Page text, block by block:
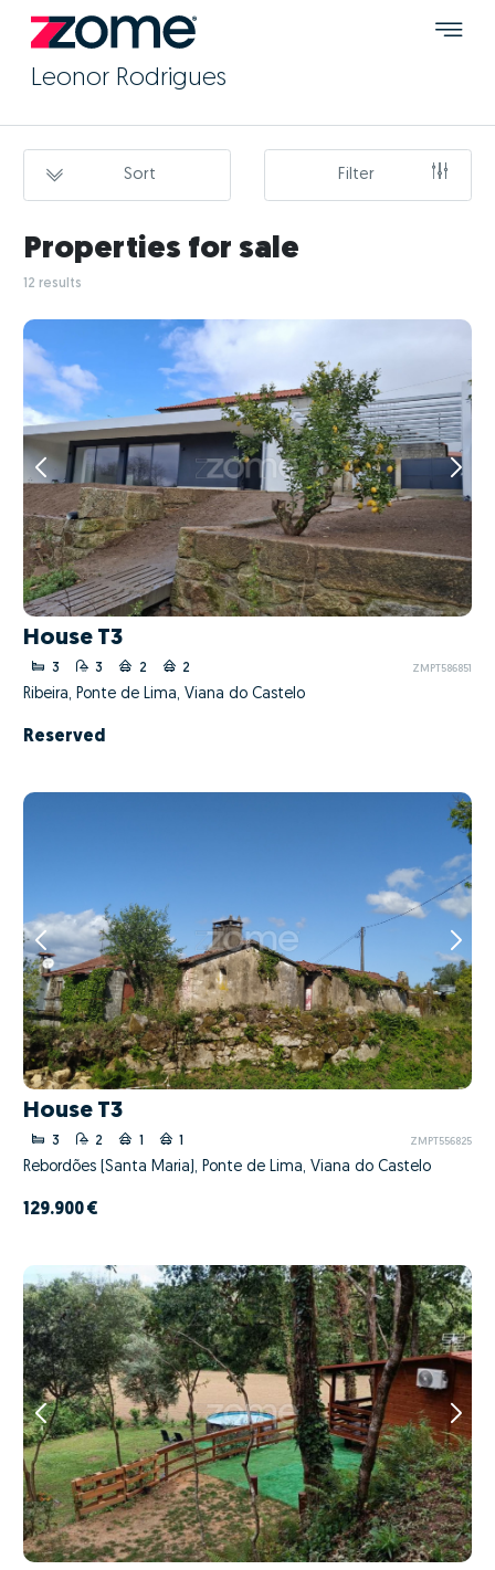
Leonor Rodrigues
Sort Filter
Properties for sale
12 results
House T3
3 3 2 2 ZMPT586851
Ribeira, Ponte de Lima, Viana do Castelo
Reserved
House T3
3 2 1 1 ZMPT556825
Rebordões (Santa Maria), Ponte de Lima, Viana do Castelo
129.900 €